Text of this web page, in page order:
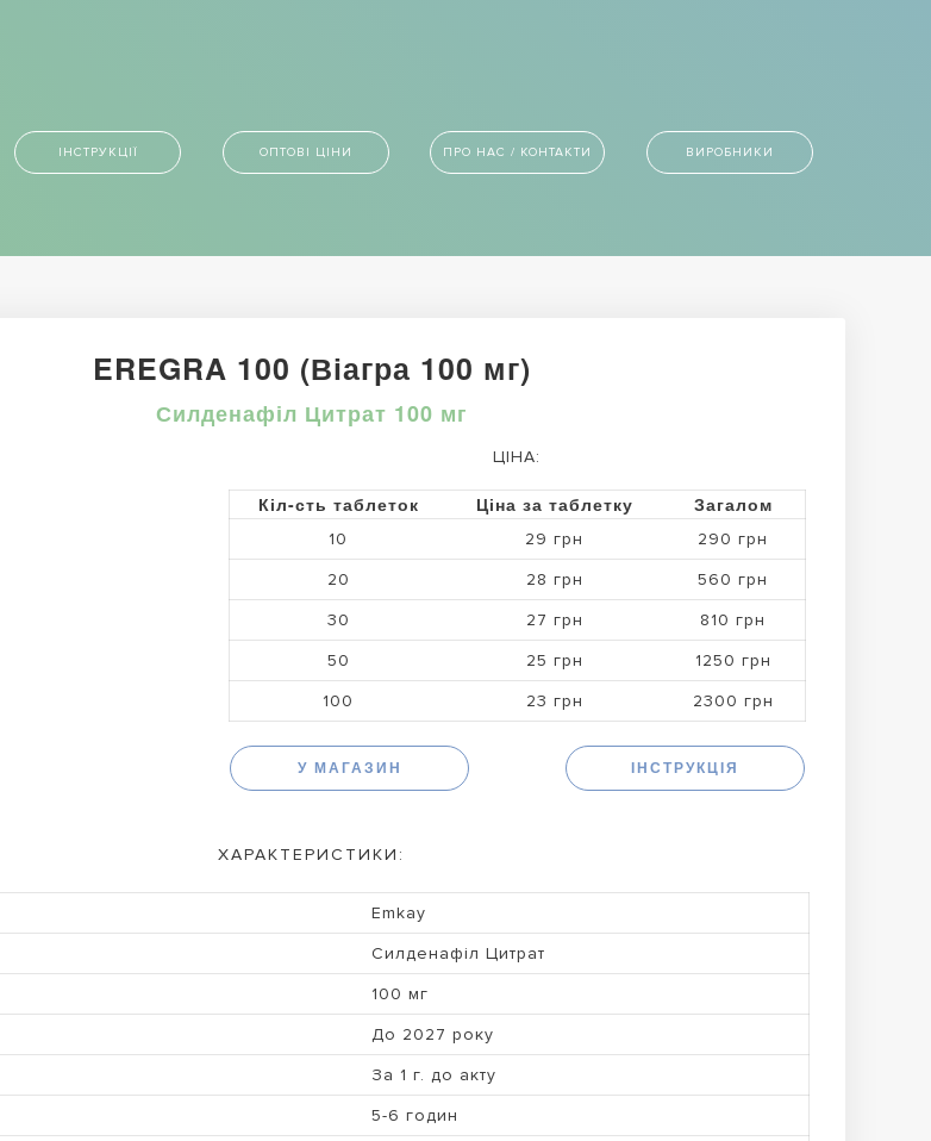
ІНСТРУКЦІЇ ОПТОВІ ЦІНИ ПРО НАС / КОНТАКТИ ВИРОБНИКИ
EREGRA 100 (Віагра 100 мг)
Силденафіл Цитрат 100 мг
ЦІНА:
Кіл-сть таблеток Ціна за таблетку Загалом
10 29 грн
290 грн
20
28 грн
560 грн
30
27 грн
810 грн
50
25 грн
1250 грн
100
23 грн 2300 грн
У МАГАЗИН ІНСТРУКЦІЯ
ХАРАКТЕРИСТИКИ:
Emkay
Силденафіл Цитрат
100 мг
До 2027 року
За 1 г. до акту
5-6 годин